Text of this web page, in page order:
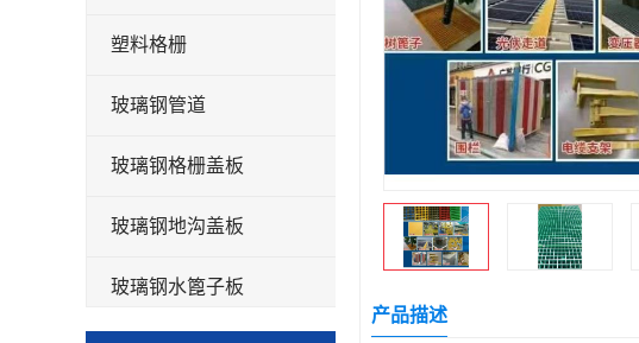
塑料格栅
玻璃钢管道
玻璃钢格栅盖板
玻璃钢地沟盖板
玻璃钢水篦子板
产品描述